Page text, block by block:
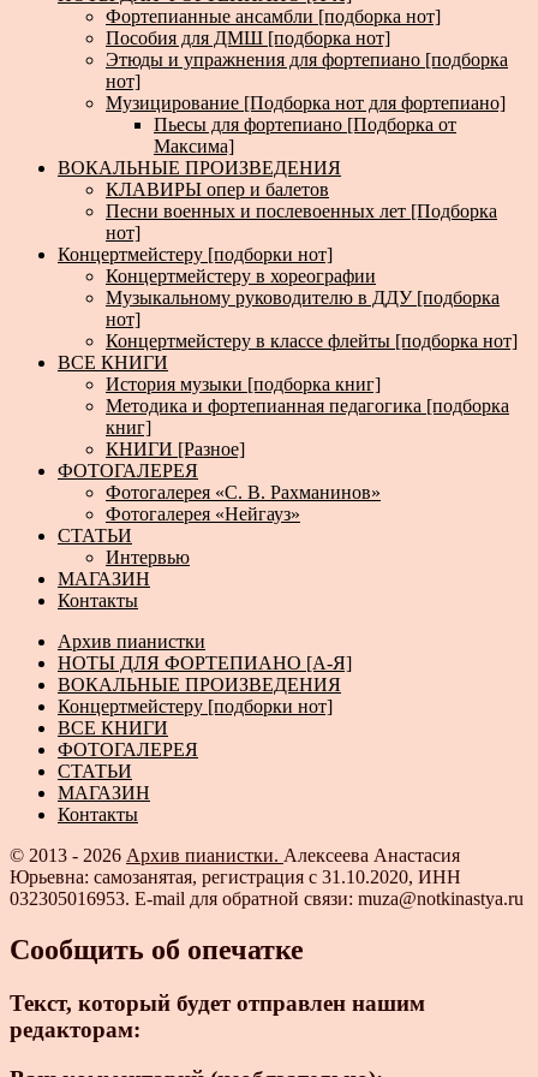
Фортепианные ансамбли [подборка нот]
Пособия для ДМШ [подборка нот]
Этюды и упражнения для фортепиано [подборка
нот]
Музицирование [Подборка нот для фортепиано]
Пьесы для фортепиано [Подборка от
Максима]
ВОКАЛЬНЫЕ ПРОИЗВЕДЕНИЯ
КЛАВИРЫ опер и балетов
Песни военных и послевоенных лет [Подборка
нот]
Концертмейстеру [подборки нот]
Концертмейстеру в хореографии
Музыкальному руководителю в ДДУ [подборка
нот]
Концертмейстеру в классе флейты [подборка нот]
ВСЕ КНИГИ
История музыки [подборка книг]
Методика и фортепианная педагогика [подборка
книг]
КНИГИ [Разное]
ФОТОГАЛЕРЕЯ
Фотогалерея «С. В. Рахманинов»
Фотогалерея «Нейгауз»
СТАТЬИ
Интервью
МАГАЗИН
Контакты
Архив пианистки
НОТЫ ДЛЯ ФОРТЕПИАНО [А-Я]
ВОКАЛЬНЫЕ ПРОИЗВЕДЕНИЯ
Концертмейстеру [подборки нот]
ВСЕ КНИГИ
ФОТОГАЛЕРЕЯ
СТАТЬИ
МАГАЗИН
Контакты
© 2013 - 2026 Архив пианистки. Алексеева Анастасия
Юрьевна: самозанятая, регистрация с 31.10.2020, ИНН
032305016953. E-mail для обратной связи: muza@notkinastya.ru
Сообщить об опечатке
Текст, который будет отправлен нашим
редакторам: